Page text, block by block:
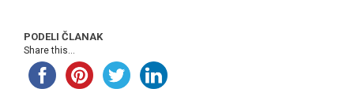
PODELI ČLANAK
Share this...